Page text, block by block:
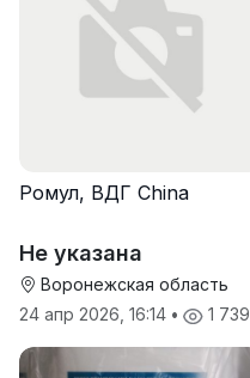
Ромул, ВДГ China
Не указана
Воронежская область
24 апр 2026, 16:14 • 1 739